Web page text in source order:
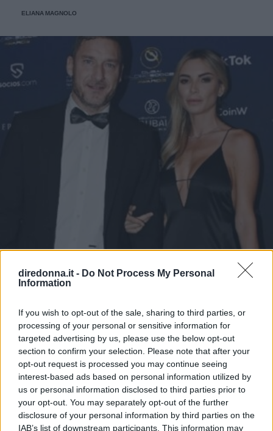
diredonna.it - Do Not Process My Personal
Information
If you wish to opt-out of the sale, sharing to third parties, or
processing of your personal or sensitive information for
targeted advertising by us, please use the below opt-out
section to confirm your selection. Please note that after your
opt-out request is processed you may continue seeing
interest-based ads based on personal information utilized by
us or personal information disclosed to third parties prior to
your opt-out. You may separately opt-out of the further
disclosure of your personal information by third parties on the
IAB’s list of downstream participants. This information may
suoi numerosi follower.
ELIANA MAGNOLO
GOSSIP ITALIANO
Francesco Totti e Noemi
Bocchi, primo red carpet di
coppia
Francesco Totti e Noemi Bocchi sono volati a Dubai per il
Globe Soccer Awards. I due non si nascondono più e